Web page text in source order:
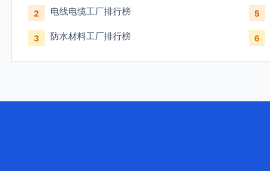
2 电线电缆工厂排行榜
3 防水材料工厂排行榜
5
6